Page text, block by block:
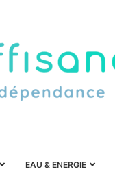
EAU & ENERGIE